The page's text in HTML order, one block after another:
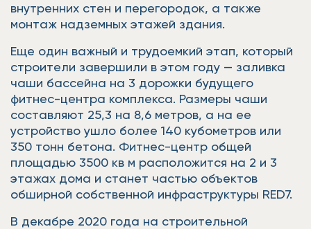
внутренних стен и перегородок, а также
монтаж надземных этажей здания.
Еще один важный и трудоемкий этап, который
строители завершили в этом году — заливка
чаши бассейна на 3 дорожки будущего
фитнес-центра комплекса. Размеры чаши
составляют 25,3 на 8,6 метров, а на ее
устройство ушло более 140 кубометров или
350 тонн бетона. Фитнес-центр общей
площадью 3500 кв м расположится на 2 и 3
этажах дома и станет частью объектов
обширной собственной инфраструктуры RED7.
В декабре 2020 года на строительной